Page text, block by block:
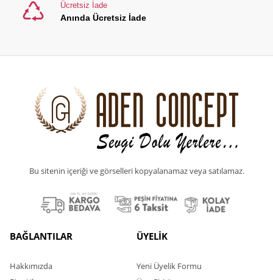
Ücretsiz İade
Anında Ücretsiz İade
Bu sitenin içeriği ve görselleri kopyalanamaz veya satılamaz.
BAĞLANTILAR
Hakkımızda
ÜYELİK
Yeni Üyelik Formu